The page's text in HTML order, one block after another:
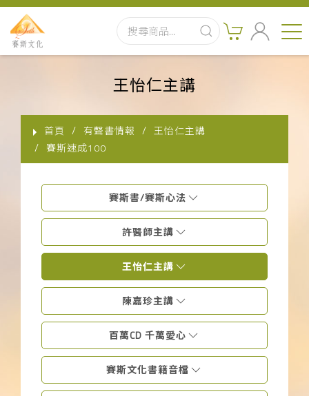
影音書
關於我們
聯絡客服
下載APP
常見問題
王怡仁主講
首頁 有聲書情報
王怡仁主講
賽斯速成100
賽斯書/賽斯心法
許醫師主講
王怡仁主講
陳嘉珍主講
百萬CD 千萬愛心
賽斯文化書籍音檔